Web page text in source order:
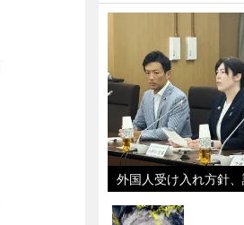
外国人受け入れ方針